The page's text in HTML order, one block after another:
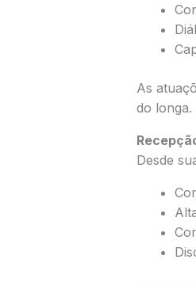
As
do longa.
Desde